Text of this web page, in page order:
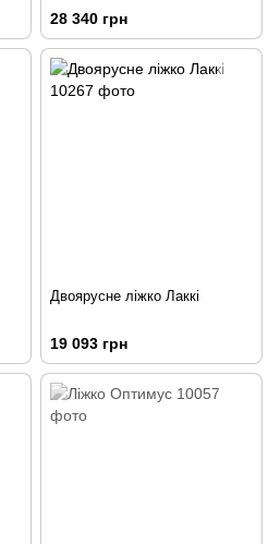
28 340 грн
Двоярусне ліжко Лаккі
19 093 грн